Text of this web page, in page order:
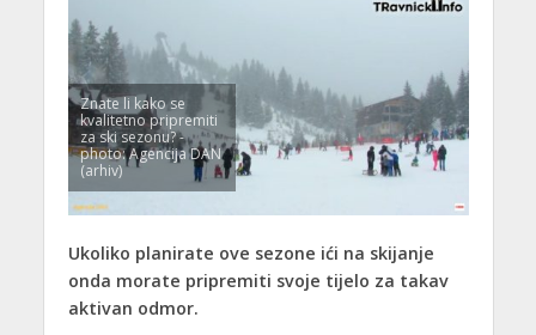
Znate li kako se
kvalitetno pripremiti
za ski sezonu? -
photo: Agencija DAN
(arhiv)
Ukoliko planirate ove sezone ići na skijanje
onda morate pripremiti svoje tijelo za takav
aktivan odmor.